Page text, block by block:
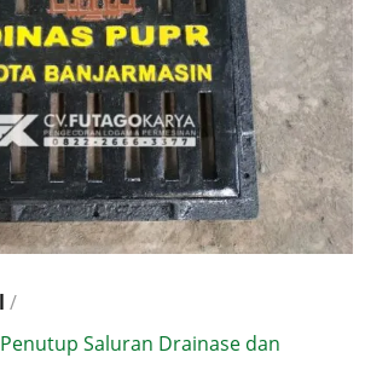
/
Saluran Drainase dan